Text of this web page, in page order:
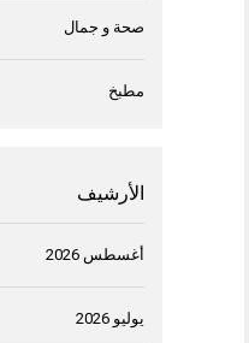
صحة و جمال
مطبخ
الأرشيف
أغسطس 2026
يوليو 2026